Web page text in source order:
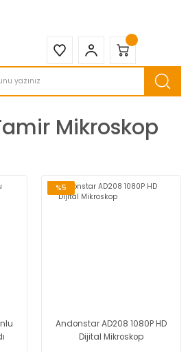
Mikroskop
%5
Andonstar AD208 1080P HD
Dijital Mikroskop